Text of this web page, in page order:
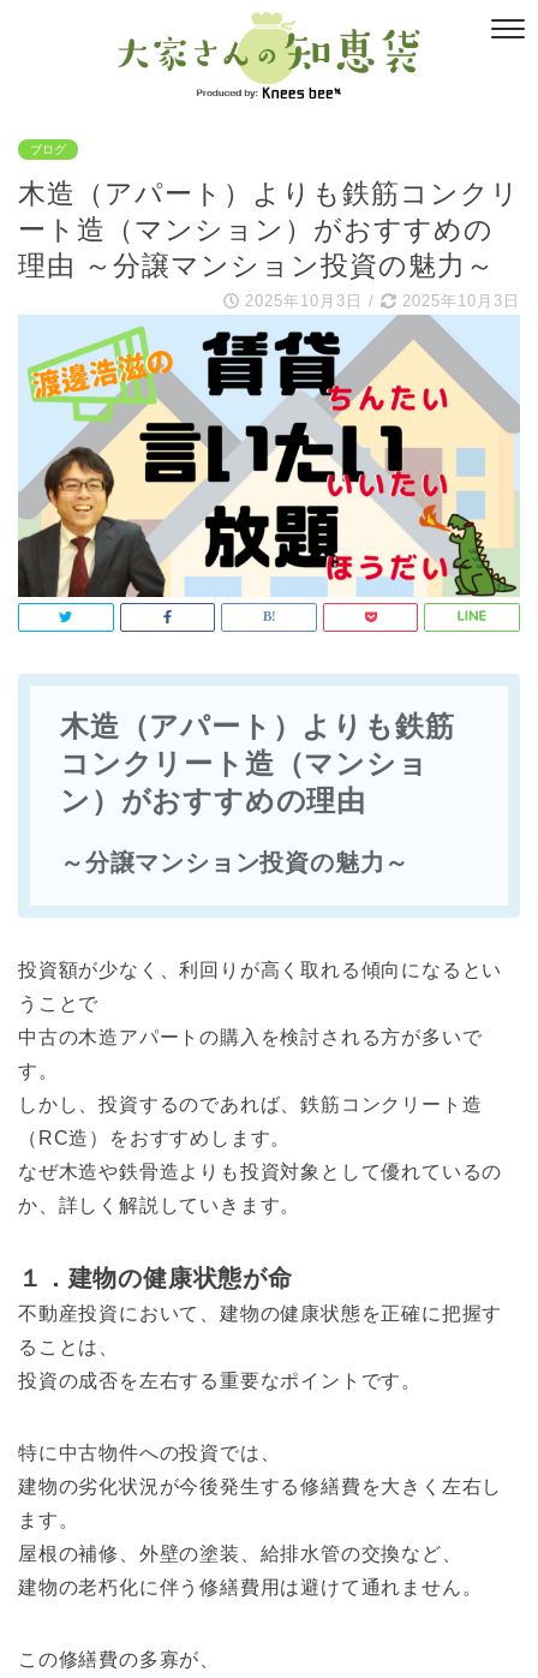
ブログ
木造（アパート）よりも鉄筋コンクリ
ート造（マンション）がおすすめの
理由 ～分譲マンション投資の魅力～
2025年10月3日 / 2025年10月3日
木造（アパート）よりも鉄筋
コンクリート造（マンショ
ン）がおすすめの理由
～分譲マンション投資の魅力～
投資額が少なく、利回りが高く取れる傾向になるとい
うことで
中古の木造アパートの購入を検討される方が多いで
す。
しかし、投資するのであれば、鉄筋コンクリート造
（RC造）をおすすめします。
なぜ木造や鉄骨造よりも投資対象として優れているの
か、詳しく解説していきます。
１．建物の健康状態が命
不動産投資において、建物の健康状態を正確に把握す
ることは、
投資の成否を左右する重要なポイントです。
特に中古物件への投資では、
建物の劣化状況が今後発生する修繕費を大きく左右し
ます。
屋根の補修、外壁の塗装、給排水管の交換など、
建物の老朽化に伴う修繕費用は避けて通れません。
この修繕費の多寡が、